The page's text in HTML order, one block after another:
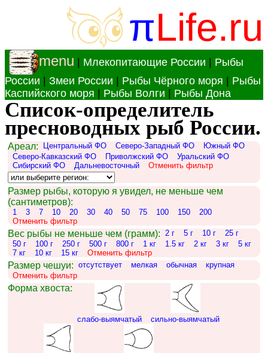
πLife.ru
menu Млекопитающие России
Рыбы
России
Змеи России Рыбы Чёрного моря
Рыбы
Каспийского моря
Рыбы Волги Рыбы Дона
Список-определитель
пресноводных рыб России.
Ареал: Центральный ФО Северо-Западный ФО
Южный ФО
Северо-Кавказский ФО
Приволжский ФО
Уральский ФО
Сибирский ФО
Дальневосточный Отменить фильтр
Размер рыбы, которую я увидел, не меньше чем
(сантиметров):
1 3 7 10 20 30 40 50 75 100 150
200
Отменить фильтр
Вес рыбы не меньше чем (грамм): 2 г 5 г 10 г
25 г
50 г
100 г 250 г 500 г 800 г 1 кг 1.5 кг 2 кг 3 кг
5 кг
7 кг
10 кг 15 кг Отменить фильтр
Размер чешуи: отсутствует мелкая обычная
крупная
Отменить фильтр
Форма хвоста:
слабо-выямчатый сильно-выямчатый